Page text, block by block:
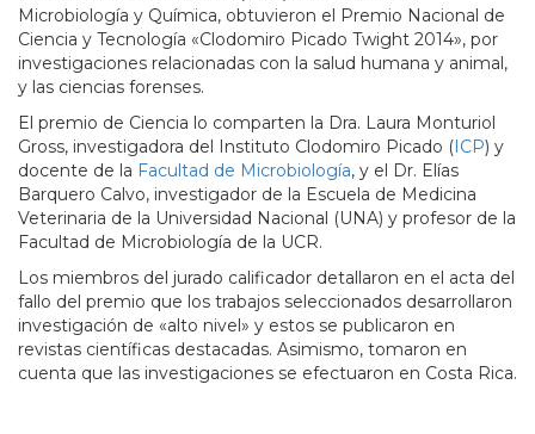
Microbiología y Química, obtuvieron el Premio Nacional de
Ciencia y Tecnología «Clodomiro Picado Twight 2014», por
investigaciones relacionadas con la salud humana y animal,
y las ciencias forenses.
El premio de Ciencia lo comparten la Dra. Laura Monturiol
Gross, investigadora del Instituto Clodomiro Picado (ICP) y
docente de la Facultad de Microbiología, y el Dr. Elías
Barquero Calvo, investigador de la Escuela de Medicina
Veterinaria de la Universidad Nacional (UNA) y profesor de la
Facultad de Microbiología de la UCR.
Los miembros del jurado calificador detallaron en el acta del
fallo del premio que los trabajos seleccionados desarrollaron
investigación de «alto nivel» y estos se publicaron en
revistas científicas destacadas. Asimismo, tomaron en
cuenta que las investigaciones se efectuaron en Costa Rica.